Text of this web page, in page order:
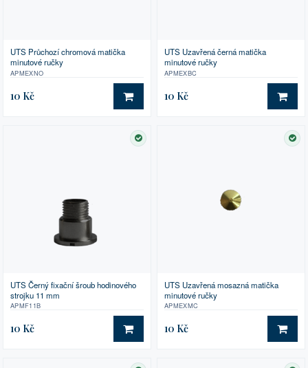
UTS Průchozí chromová matička
minutové ručky
APMEXNO
10 Kč DO KOŠÍKU
UTS Uzavřená černá matička
minutové ručky
APMEXBC
10 Kč DO
SKLADEM
UTS Černý fixační šroub hodinového
strojku 11 mm
APMF11B
10 Kč DO KOŠÍKU
UTS Uzavřená mosazná matička
minutové ručky
APMEXMC
10 Kč DO